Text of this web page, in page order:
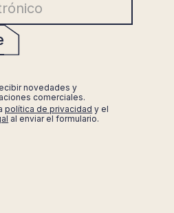
novedades y
comerciales.
política de privacidad y el
al enviar el formulario.